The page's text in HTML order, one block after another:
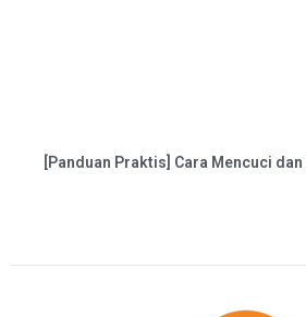
[Panduan Praktis] Cara Mencuci